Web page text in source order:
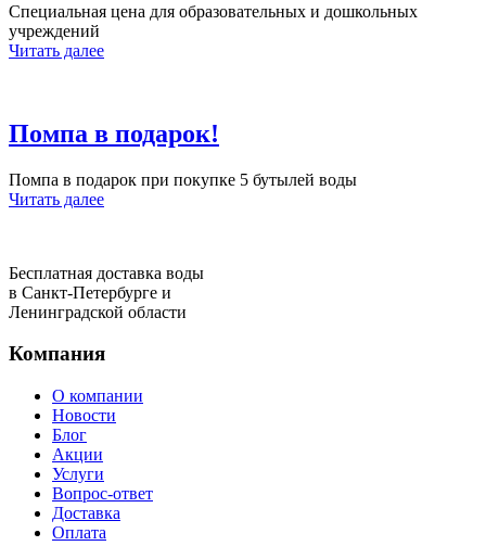
Специальная цена для образовательных и дошкольных
учреждений
Читать далее
Помпа в подарок!
Помпа в подарок при покупке 5 бутылей воды
Читать далее
Бесплатная доставка воды
в Санкт-Петербурге и
Ленинградской области
Компания
О компании
Новости
Блог
Акции
Услуги
Вопрос-ответ
Доставка
Оплата